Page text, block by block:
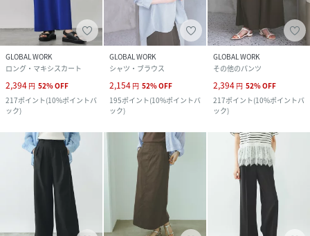
GLOBAL WORK
ロング・マキシスカート
2,394 円 52%OFF
217ポイント(10%ポイントバ
ック)
GLOBAL WORK
シャツ・ブラウス
2,154 円 52%OFF
195ポイント(10%ポイントバ
ック)
GLOBAL WORK
その他のパンツ
2,394 円 52%OFF
217ポイント(10%ポイントバ
ック)